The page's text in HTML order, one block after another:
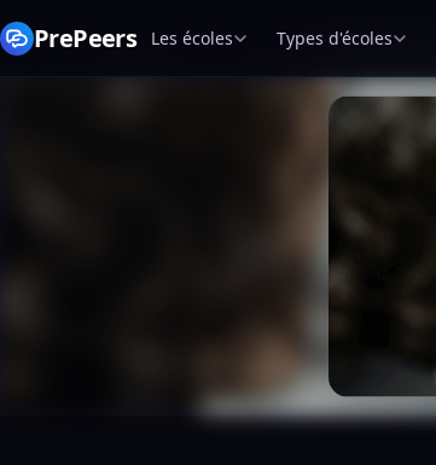
PrePeers Les écoles Types d'écoles